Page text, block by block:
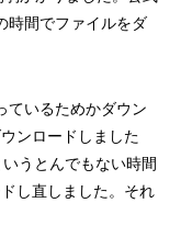
時間でファイルをダ
ているためかダウン
ンロードしました
うとんでもない時間
し直しました。それ